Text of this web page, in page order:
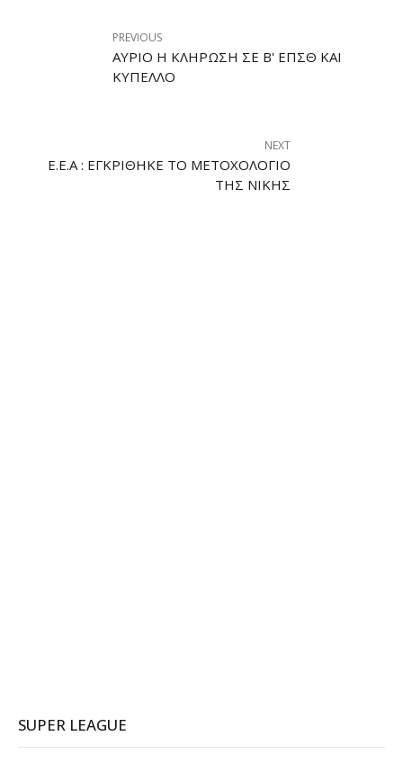
PREVIOUS
ΑΎΡΙΟ Η ΚΛΉΡΩΣΗ ΣΕ Β' ΕΠΣΘ ΚΑΙ
ΚΎΠΕΛΛΟ
NEXT
Ε.Ε.Α : ΕΓΚΡΊΘΗΚΕ ΤΟ ΜΕΤΟΧΟΛΌΓΙΟ
ΤΗΣ ΝΊΚΗΣ
SUPER LEAGUE